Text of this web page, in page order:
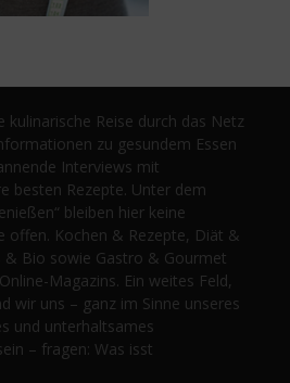
kulinarische Reise durch das Netz
zu gesundem Essen
Interviews mit
besten Rezepte. Unter dem
bleiben hier keine
offen. Kochen & Rezepte, Diät &
& Bio sowie Gastro & Gourmet
Magazins. Ein weites Feld,
wir uns – ganz im Sinne unseres
und unterhaltsames
– fragen: Was isst